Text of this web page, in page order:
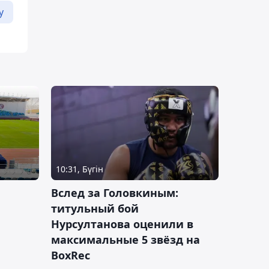
10:31, Бүгін
Вслед за Головкиным:
титульный бой
Нурсултанова оценили в
максимальные 5 звёзд на
BoxRec